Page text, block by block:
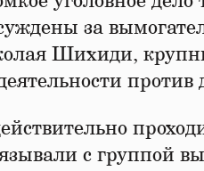
за
Шихиди,
против
с группой